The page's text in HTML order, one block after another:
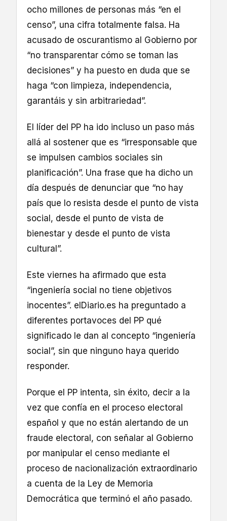
ocho millones de personas más “en el
censo”, una cifra totalmente falsa. Ha
acusado de oscurantismo al Gobierno por
“no transparentar cómo se toman las
decisiones” y ha puesto en duda que se
haga “con limpieza, independencia,
garantáis y sin arbitrariedad”.
El líder del PP ha ido incluso un paso más
allá al sostener que es “irresponsable que
se impulsen cambios sociales sin
planificación”. Una frase que ha dicho un
día después de denunciar que “no hay
país que lo resista desde el punto de vista
social, desde el punto de vista de
bienestar y desde el punto de vista
cultural”.
Este viernes ha afirmado que esta
“ingeniería social no tiene objetivos
inocentes”. elDiario.es ha preguntado a
diferentes portavoces del PP qué
significado le dan al concepto “ingeniería
social”, sin que ninguno haya querido
responder.
Porque el PP intenta, sin éxito, decir a la
vez que confía en el proceso electoral
español y que no están alertando de un
fraude electoral, con señalar al Gobierno
por manipular el censo mediante el
proceso de nacionalización extraordinario
a cuenta de la Ley de Memoria
Democrática que terminó el año pasado.